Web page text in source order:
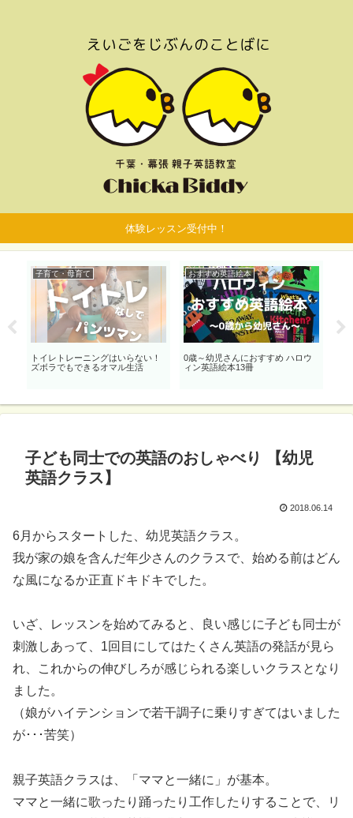
体験レッスン受付中！
子育て・母育て
トイレトレーニングはいらない！
ズボラでもできるオマル生活
おすすめ英語絵本
0歳～幼児さんにおすすめ ハロウ
ィン英語絵本13冊
子ども同士での英語のおしゃべり 【幼児
英語クラス】
2018.06.14
6月からスタートした、幼児英語クラス。
我が家の娘を含んだ年少さんのクラスで、始める前はどん
な風になるか正直ドキドキでした。
いざ、レッスンを始めてみると、良い感じに子ども同士が
刺激しあって、1回目にしてはたくさん英語の発話が見ら
れ、これからの伸びしろが感じられる楽しいクラスとなり
ました。
（娘がハイテンションで若干調子に乗りすぎてはいました
が･･･苦笑）
親子英語クラスは、「ママと一緒に」が基本。
ママと一緒に歌ったり踊ったり工作したりすることで、リ